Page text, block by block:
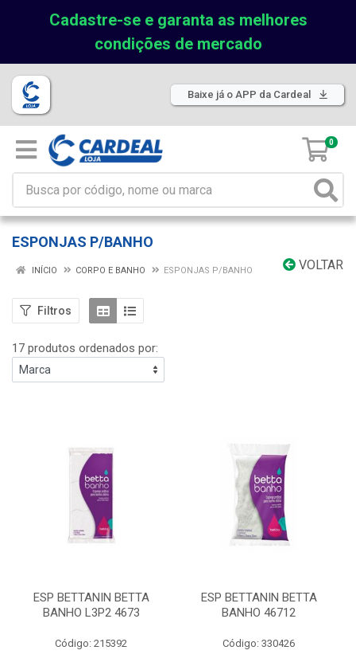
Cadastre-se e garanta as melhores
condições de mercado
Baixe já o APP da Cardeal
0
ESPONJAS P/BANHO
VOLTAR
INÍCIO CORPO E BANHO ESPONJAS P/BANHO
Filtros
17 produtos ordenados por:
ESP BETTANIN BETTA
BANHO L3P2 4673
Código: 215392
ESP BETTANIN BETTA
BANHO 46712
Código: 330426